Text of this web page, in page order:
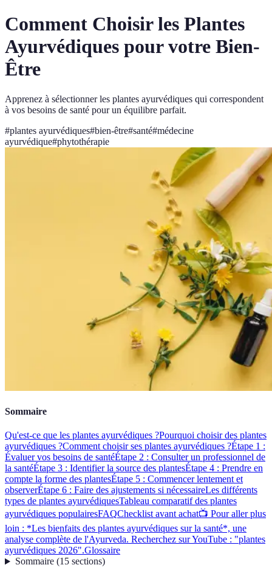
Comment Choisir les Plantes
Ayurvédiques pour votre Bien-
Être
Apprenez à sélectionner les plantes ayurvédiques qui correspondent
à vos besoins de santé pour un équilibre parfait.
#plantes ayurvédiques#bien-être#santé#médecine
ayurvédique#phytothérapie
Sommaire
Qu'est-ce que les plantes ayurvédiques ?Pourquoi choisir des plantes
ayurvédiques ?Comment choisir ses plantes ayurvédiques ?Étape 1 :
Évaluer vos besoins de santéÉtape 2 : Consulter un professionnel de
la santéÉtape 3 : Identifier la source des plantesÉtape 4 : Prendre en
compte la forme des plantesÉtape 5 : Commencer lentement et
observerÉtape 6 : Faire des ajustements si nécessaireLes différents
types de plantes ayurvédiquesTableau comparatif des plantes
ayurvédiques populairesFAQChecklist avant achat📺 Pour aller plus
loin : *Les bienfaits des plantes ayurvédiques sur la santé*, une
analyse complète de l'Ayurveda. Recherchez sur YouTube : "plantes
ayurvédiques 2026".Glossaire
Sommaire(15 sections)